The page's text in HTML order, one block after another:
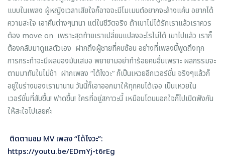
แบบในเพลง ผู้หญิงเวลาเสียใจก็อาจจะมีโมเมนต์อยากจะล้างแค้น อยากได้
ความสะใจ เอาคืนต่างๆนานา แต่ในชีวิตจริง ถ้าเขาไม่ได้รักเราแล้วเราควร
ต้อง move on เพราะสุดท้ายเราเปลี่ยนแปลงอะไรไม่ได้ เขาไปแล้ว เราก็
ต้องกลับมาดูแลตัวเอง ฝากถึงผู้ชายที่คบซ้อน อย่างที่เพลงนี้พูดถึงทุก
การกระทำจะมีผลของมันเสมอ พยายามอย่าทำร้อยคนอื่นเพราะ ผลกรรมจะ
ตามมาทันในไม่ช้า ฝากเพลง “ได้ไงวะ” ก็เป็นเหวยอีกเวอร์ชั่น จริงๆแล้วก็
อยู่ในร่างของเรามานาน วันนี้ก็เอาออกมาให้ทุกคนได้เจอ เป็นเหวยใน
เวอร์ชั่นที่สับขึ้น! ฟาดขึ้น! ใครที่อยู่สภาวะนี้ เหมือนโดนนอกใจก็ไปเปิดฟังกัน
ให้สะใจไปเลยค่ะ
ติดตามชม MV เพลง “ได้ไงวะ”:
https://youtu.be/EDmYj-t6rEg